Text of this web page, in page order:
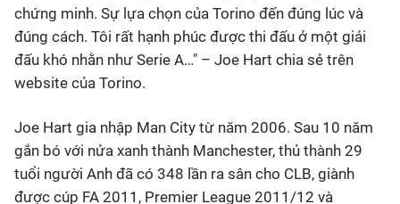
chứng minh. Sự lựa chọn của Torino đến đúng lúc và
đúng cách. Tôi rất hạnh phúc được thi đấu ở một giải
đấu khó nhằn như Serie A…" – Joe Hart chia sẻ trên
website của Torino.
Joe Hart gia nhập Man City từ năm 2006. Sau 10 năm
gắn bó với nửa xanh thành Manchester, thủ thành 29
tuổi người Anh đã có 348 lần ra sân cho CLB, giành
được cúp FA 2011, Premier League 2011/12 và